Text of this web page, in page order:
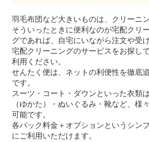
羽毛布団など大きいものは、クリーニ
そういったときに便利なのが宅配クリ
グであれば、自宅にいながら注文や受
宅配クリーニングのサービスをお探し
利用ください。
せんたく便は、ネットの利便性を徹底
です。
スーツ・コート・ダウンといった衣類
（ゆかた）・ぬいぐるみ・靴など、様
可能です。
各パック料金＋オプションというシン
にご利用いただけます。